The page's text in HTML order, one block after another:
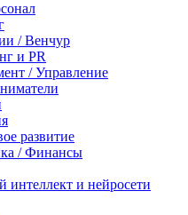
/ Венчур
и PR
/ Управление
развитие
/ Финансы
интеллект и нейросети